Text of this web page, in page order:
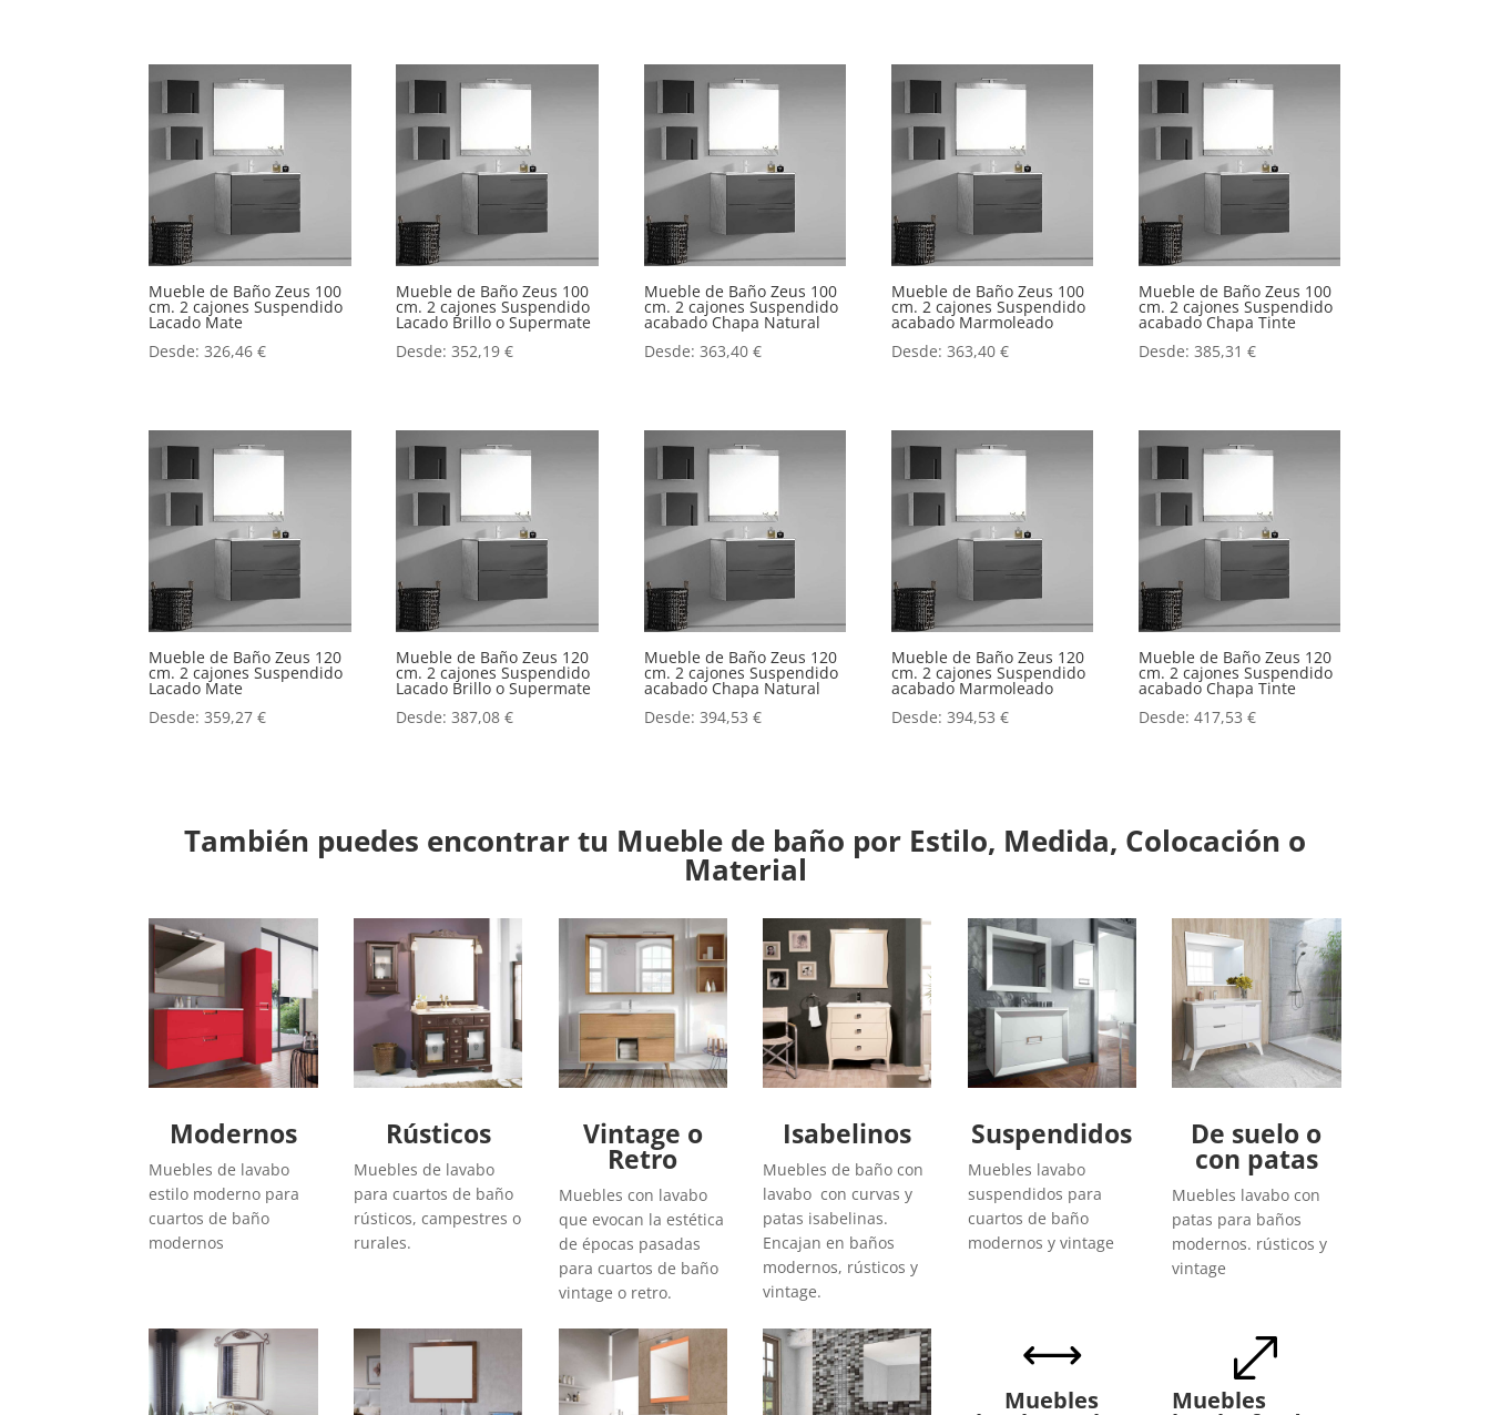
Mueble de Baño Zeus 100
cm. 2 cajones Suspendido
Lacado Mate
Desde:326,46€
Mueble de Baño Zeus 100
cm. 2 cajones Suspendido
Lacado Brillo o Supermate
Desde:352,19€
Mueble de Baño Zeus 100
cm. 2 cajones Suspendido
acabado Chapa Natural
Desde: 363,40 €
Mueble de Baño Zeus 100
cm. 2 cajones Suspendido
acabado Marmoleado
Desde: 363,40 €
Mueble de Baño Zeus 100
cm. 2 cajones Suspendido
acabado Chapa Tinte
Desde: 385,31 €
Mueble de Baño Zeus 120
cm. 2 cajones Suspendido
Lacado Mate
Desde:359,27€
Mueble de Baño Zeus 120
cm. 2 cajones Suspendido
Lacado Brillo o Supermate
Desde:387,08€
Mueble de Baño Zeus 120
cm. 2 cajones Suspendido
acabado Chapa Natural
Desde: 394,53 €
Mueble de Baño Zeus 120
cm. 2 cajones Suspendido
acabado Marmoleado
Desde: 394,53 €
Mueble de Baño Zeus 120
cm. 2 cajones Suspendido
acabado Chapa Tinte
Desde: 417,53 €
También puedes encontrar tu Mueble de baño por Estilo, Medida, Colocación o
Material
Modernos
Muebles de lavabo
estilo moderno para
cuartos de baño
modernos
Rústicos
Muebles de lavabo
para cuartos de baño
rústicos, campestres o
rurales.
Vintage o
Retro
Muebles con lavabo
que evocan la estética
de épocas pasadas
para cuartos de baño
vintage o retro.
Isabelinos
Muebles de baño con
lavabo con curvas y
patas isabelinas.
Encajan en baños
modernos, rústicos y
vintage.
Suspendidos
Muebles lavabo
suspendidos para
cuartos de baño
modernos y vintage
De suelo o
con patas
Muebles lavabo con
patas para baños
modernos. rústicos y
vintage
,
Muebles
.
Muebles